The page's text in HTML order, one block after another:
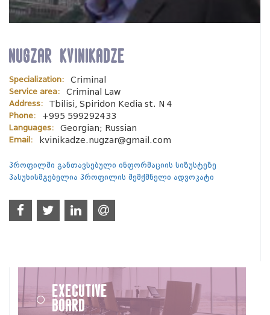
Nugzar Kvinikadze
Specialization:
Criminal
Service area:
Criminal Law
Address:
Tbilisi, Spiridon Kedia st. N 4
Phone:
+995 599292433
Languages:
Georgian; Russian
Email:
kvinikadze.nugzar@gmail.com
პროფილში განთავსებული ინფორმაციის სიზუსტეზე
პასუხისმგებელია პროფილის შემქმნელი ადვოკატი
Executive
Board